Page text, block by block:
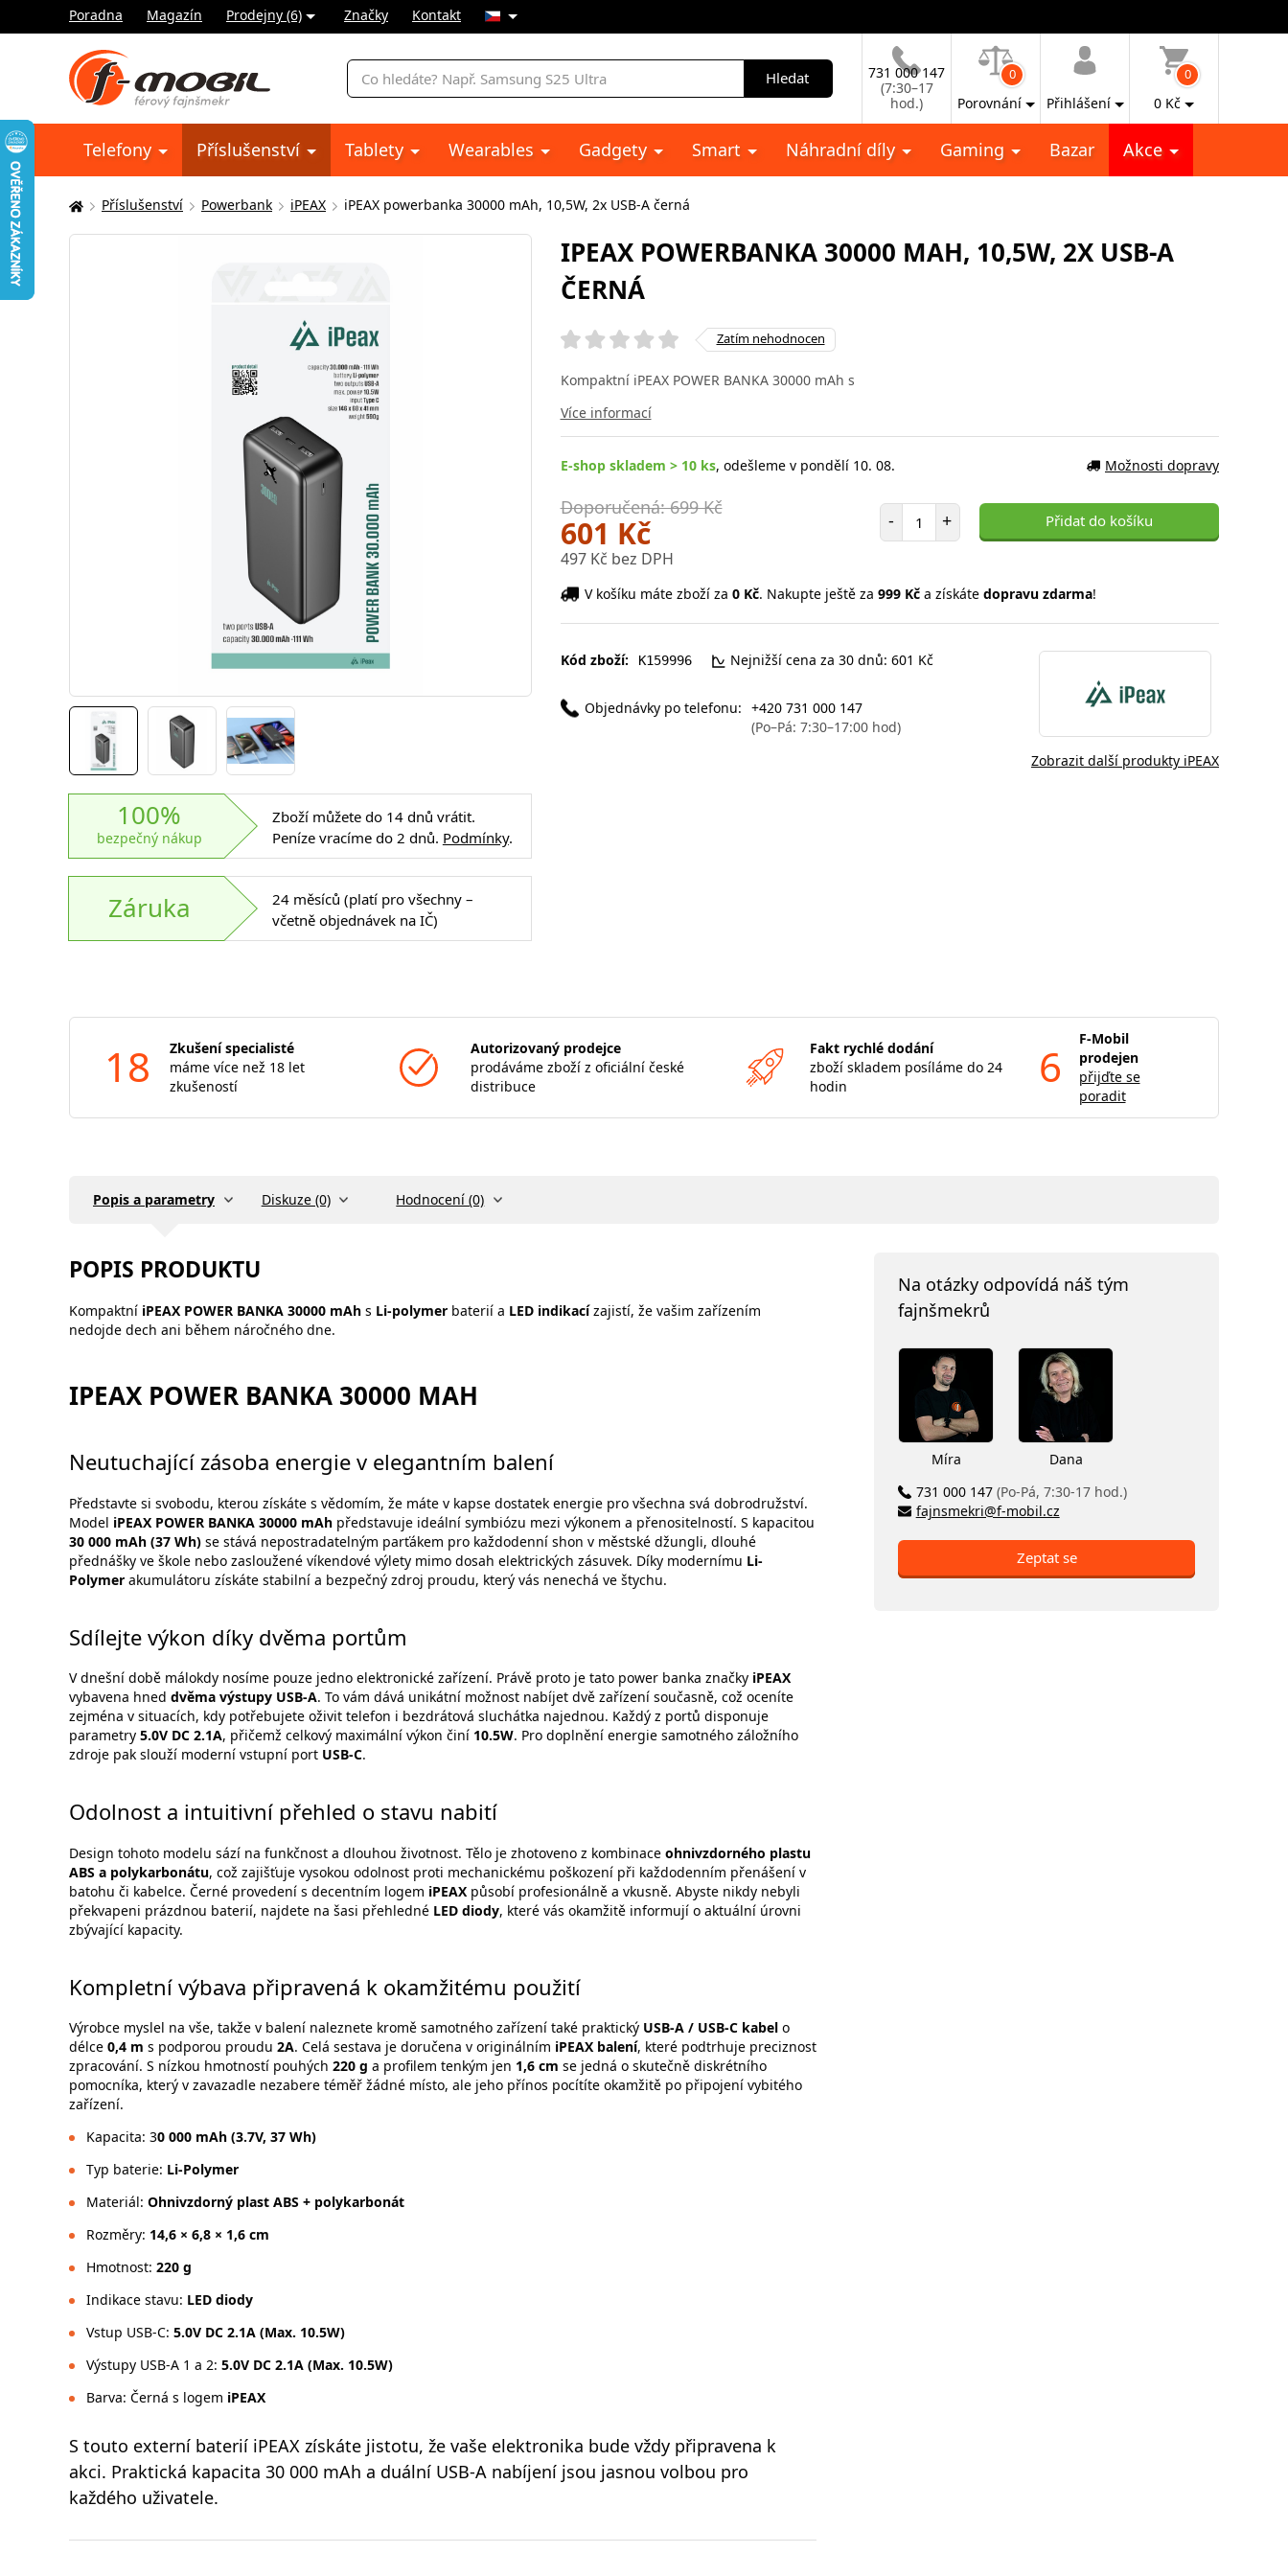
Poradna Magazín Prodejny (6) Značky Kontakt
Vyhledávání
Hledat
731 000 147
(7:30–17
hod.)
0
Porovnání Přihlášení
0
0 Kč
Telefony Příslušenství Tablety Wearables Gadgety Smart Náhradní díly Gaming Bazar Akce
Zde
se
Příslušenství Powerbank iPEAX iPEAX powerbanka 30000 mAh, 10,5W, 2x USB-A černá
100%
bezpečný nákup
Zboží můžete do 14 dnů vrátit.
Peníze vracíme do 2 dnů. Podmínky.
Záruka
24 měsíců (platí pro všechny –
včetně objednávek na IČ)
IPEAX POWERBANKA 30000 MAH, 10,5W, 2X USB-A
ČERNÁ
Zatím nehodnocen
Kompaktní iPEAX POWER BANKA 30000 mAh s
Více informací
E-shop skladem > 10 ks, odešleme v pondělí 10. 08. Možnosti dopravy
Doporučená: 699 Kč
601 Kč
497 Kč bez DPH
- Počet položek
+ Přidat do košíku
V košíku máte zboží za 0 Kč. Nakupte ještě za 999 Kča získáte dopravu zdarma!
Kód zboží: K159996 Nejnižší cena za 30 dnů: 601 Kč
Objednávky po telefonu: +420 731 000 147
(Po–Pá: 7:30–17:00 hod)
Zobrazit další produkty iPEAX
18
Zkušení specialisté
máme více než 18 let
zkušeností
Autorizovaný prodejce
prodáváme zboží z oficiální české
distribuce
Fakt rychlé dodání
zboží skladem posíláme do 24
hodin
6
F-Mobil
prodejen
přijďte se
poradit
Popis a parametry Diskuze (0) Hodnocení (0)
POPIS PRODUKTU
Kompaktní iPEAX POWER BANKA 30000 mAh s Li-polymer baterií a LED indikacízajistí, že vašim zařízením
nedojde dech ani během náročného dne.
IPEAX POWER BANKA 30000 MAH
Neutuchající zásoba energie v elegantním balení
Představte si svobodu, kterou získáte s vědomím, že máte v kapse dostatek energie pro všechna svá dobrodružství.
Model iPEAX POWER BANKA 30000 mAh představuje ideální symbiózu mezi výkonem a přenositelností. S kapacitou
30 000 mAh (37 Wh) se stává nepostradatelným parťákem pro každodenní shon v městské džungli, dlouhé
přednášky ve škole nebo zasloužené víkendové výlety mimo dosah elektrických zásuvek. Díky modernímu Li-
Polymer akumulátoru získáte stabilní a bezpečný zdroj proudu, který vás nenechá ve štychu.
Sdílejte výkon díky dvěma portům
V dnešní době málokdy nosíme pouze jedno elektronické zařízení. Právě proto je tato power banka značky iPEAX
vybavena hned dvěma výstupy USB-A. To vám dává unikátní možnost nabíjet dvě zařízení současně, což oceníte
zejména v situacích, kdy potřebujete oživit telefon i bezdrátová sluchátka najednou. Každý z portů disponuje
parametry 5.0V DC 2.1A, přičemž celkový maximální výkon činí 10.5W. Pro doplnění energie samotného záložního
zdroje pak slouží moderní vstupní port USB-C.
Odolnost a intuitivní přehled o stavu nabití
Design tohoto modelu sází na funkčnost a dlouhou životnost. Tělo je zhotoveno z kombinace ohnivzdorného plastu
ABS a polykarbonátu, což zajišťuje vysokou odolnost proti mechanickému poškození při každodenním přenášení v
batohu či kabelce. Černé provedení s decentním logem iPEAX působí profesionálně a vkusně. Abyste nikdy nebyli
překvapeni prázdnou baterií, najdete na šasi přehledné LED diody, které vás okamžitě informují o aktuální úrovni
zbývající kapacity.
Kompletní výbava připravená k okamžitému použití
Výrobce myslel na vše, takže v balení naleznete kromě samotného zařízení také praktický USB-A / USB-C kabel o
délce 0,4 m s podporou proudu 2A. Celá sestava je doručena v originálním iPEAX balení, které podtrhuje preciznost
zpracování. S nízkou hmotností pouhých 220 g a profilem tenkým jen 1,6 cm se jedná o skutečně diskrétního
pomocníka, který v zavazadle nezabere téměř žádné místo, ale jeho přínos pocítíte okamžitě po připojení vybitého
zařízení.
Kapacita: 30 000 mAh (3.7V, 37 Wh)
Typ baterie: Li-Polymer
Materiál: Ohnivzdorný plast ABS + polykarbonát
Rozměry: 14,6 × 6,8 × 1,6 cm
Hmotnost: 220 g
Indikace stavu: LED diody
Vstup USB-C: 5.0V DC 2.1A (Max. 10.5W)
Výstupy USB-A 1 a 2: 5.0V DC 2.1A (Max. 10.5W)
Barva: Černá s logem iPEAX
S touto externí baterií iPEAX získáte jistotu, že vaše elektronika bude vždy připravena k
akci. Praktická kapacita 30 000 mAh a duální USB-A nabíjení jsou jasnou volbou pro
každého uživatele.
Na otázky odpovídá náš tým
fajnšmekrů
Míra
Dana
731 000 147 (Po-Pá, 7:30-17 hod.)
fajnsmekri@f-mobil.cz
Zeptat se